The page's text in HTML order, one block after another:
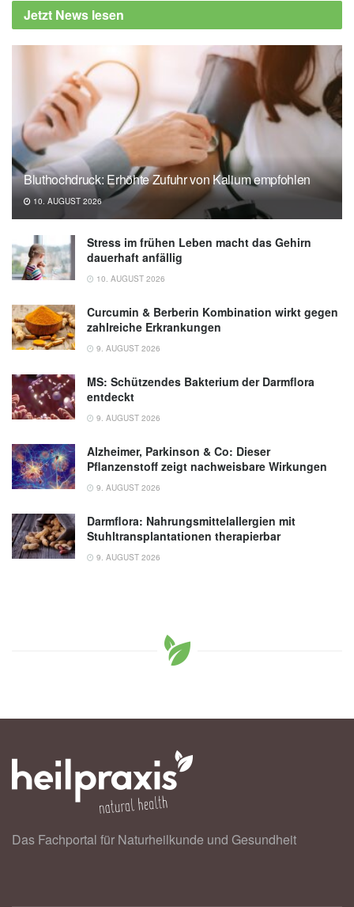
Jetzt News lesen
Bluthochdruck: Erhöhte Zufuhr von Kalium empfohlen
10. AUGUST 2026
Stress im frühen Leben macht das Gehirn
dauerhaft anfällig
10. AUGUST 2026
Curcumin & Berberin Kombination wirkt gegen
zahlreiche Erkrankungen
9. AUGUST 2026
MS: Schützendes Bakterium der Darmflora
entdeckt
9. AUGUST 2026
Alzheimer, Parkinson & Co: Dieser
Pflanzenstoff zeigt nachweisbare Wirkungen
9. AUGUST 2026
Darmflora: Nahrungsmittelallergien mit
Stuhltransplantationen therapierbar
9. AUGUST 2026
Das Fachportal für Naturheilkunde und Gesundheit